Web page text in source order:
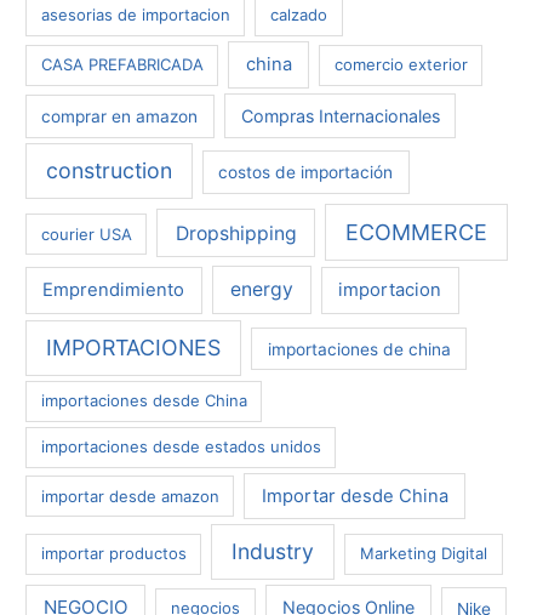
asesorias de importacion calzado
CASA PREFABRICADA china comercio exterior
comprar en amazon Compras Internacionales
construction costos de importación
courier USA Dropshipping ECOMMERCE
Emprendimiento energy importacion
IMPORTACIONES importaciones de china
importaciones desde China
importaciones desde estados unidos
importar desde amazon Importar desde China
importar productos Industry Marketing Digital
NEGOCIO negocios Negocios Online Nike